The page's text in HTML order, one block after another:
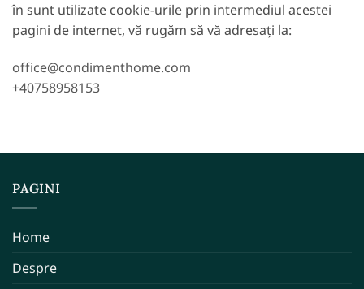
în sunt utilizate cookie-urile prin intermediul acestei
pagini de internet, vă rugăm să vă adresați la:
office@condimenthome.com
+40758958153
PAGINI
Home
Despre